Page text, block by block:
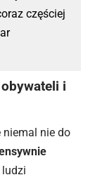
częściej
i
niemal nie do
ludzi